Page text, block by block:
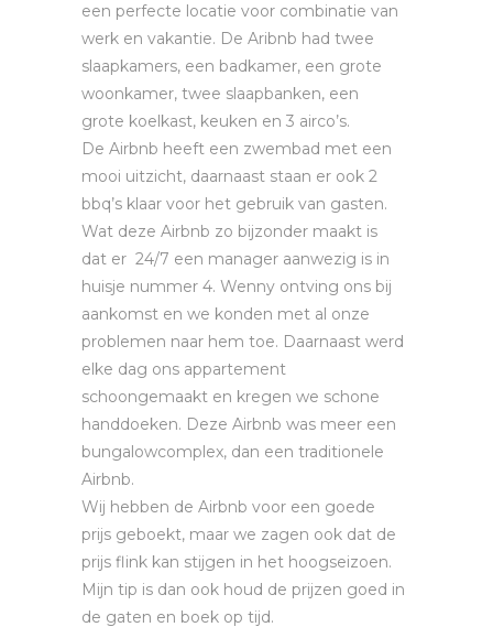
een perfecte locatie voor combinatie van
werk en vakantie. De Aribnb had twee
slaapkamers, een badkamer, een grote
woonkamer, twee slaapbanken, een
grote koelkast, keuken en 3 airco’s.
De Airbnb heeft een zwembad met een
mooi uitzicht, daarnaast staan er ook 2
bbq’s klaar voor het gebruik van gasten.
Wat deze Airbnb zo bijzonder maakt is
dat er 24/7 een manager aanwezig is in
huisje nummer 4. Wenny ontving ons bij
aankomst en we konden met al onze
problemen naar hem toe. Daarnaast werd
elke dag ons appartement
schoongemaakt en kregen we schone
handdoeken. Deze Airbnb was meer een
bungalowcomplex, dan een traditionele
Airbnb.
Wij hebben de Airbnb voor een goede
prijs geboekt, maar we zagen ook dat de
prijs flink kan stijgen in het hoogseizoen.
Mijn tip is dan ook houd de prijzen goed in
de gaten en boek op tijd.